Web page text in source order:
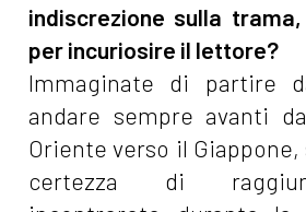
indiscrezione sulla
per incuriosire il lettore?
Immaginate di partire
andare sempre avanti
Oriente verso il Giappone,
certezza di